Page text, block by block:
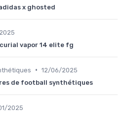
x ghosted
vapor 14 elite fg
• 12/06/2025
de football synthétiques
2025